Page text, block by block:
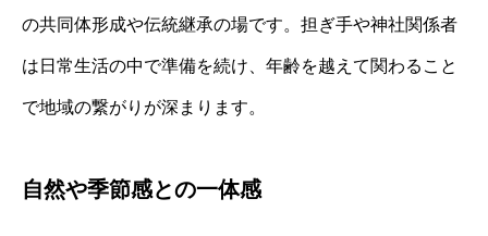
の共同体形成や伝統継承の場です。担ぎ手や神社関係者
は日常生活の中で準備を続け、年齢を越えて関わること
で地域の繋がりが深まります。
自然や季節感との一体感